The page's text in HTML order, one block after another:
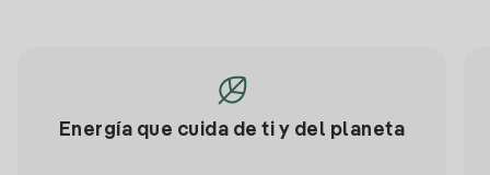
Energía que cuida de ti y del planeta